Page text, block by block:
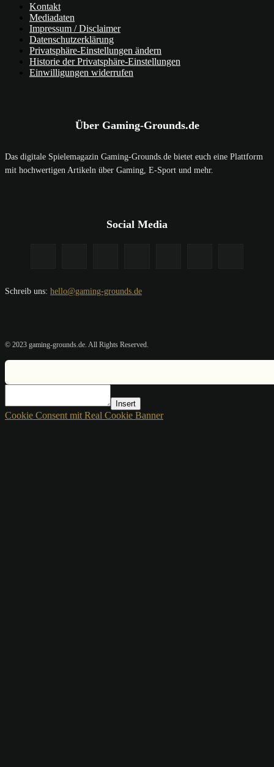
Kontakt
Mediadaten
Impressum / Disclaimer
Datenschutzerklärung
Privatsphäre-Einstellungen ändern
Historie der Privatsphäre-Einstellungen
Einwilligungen widerrufen
Über Gaming-Grounds.de
Das digitale Spielemagazin Gaming-Grounds.de bietet euch eine Plattform
mit hochwertigen Artikeln über Gaming, E-Sport und mehr.
Social Media
Schreib uns: hello@gaming-grounds.de
© 2023 gaming-grounds.de. All Rights Reserved.
Insert
Cookie Consent mit Real Cookie Banner